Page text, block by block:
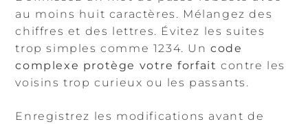
au moins huit caractères. Mélangez des
chiffres et des lettres. Évitez les suites
trop simples comme 1234. Uncode
complexe protège votre forfait contre les
voisins trop curieux ou les passants.
Enregistrez les modifications avant de